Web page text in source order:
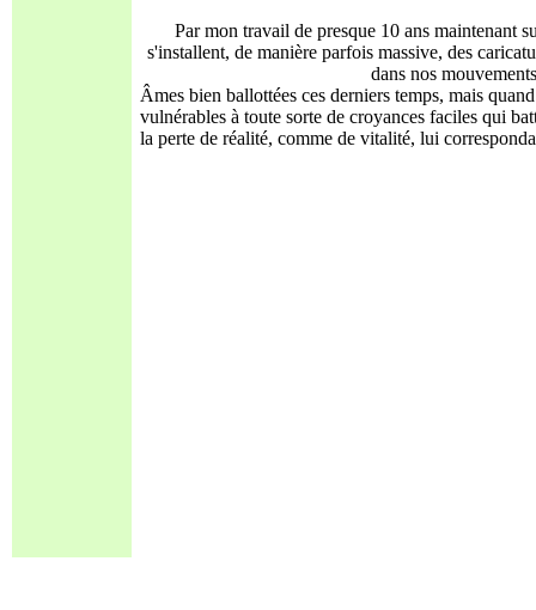
Par mon travail de presque 10 ans maintenant
s'installent, de manière parfois massive, des
dans nos
Âmes bien ballottées ces derniers temps, mais
vulnérables à toute sorte de croyances faciles qui
la perte de réalité, comme de vitalité, lui